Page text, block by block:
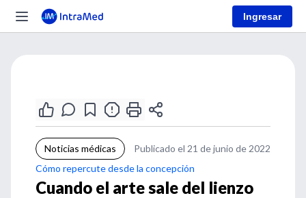
Ingresar
Noticias médicas
Publicado el 21 de junio de 2022
Cómo repercute desde la concepción
Cuando el arte sale del lienzo